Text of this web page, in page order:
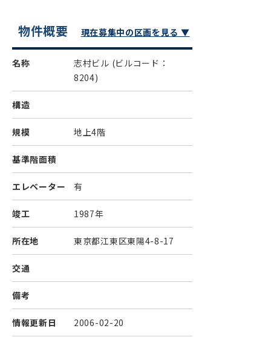
物件概要 現在募集中の区画を見る ▼
名称 志村ビル (ビルコード：
8204)
構造
規模 地上4階
基準階面積
エレベーター 有
竣工 1987年
所在地 東京都江東区東陽4-8-17
交通
備考
情報更新日 2006-02-20